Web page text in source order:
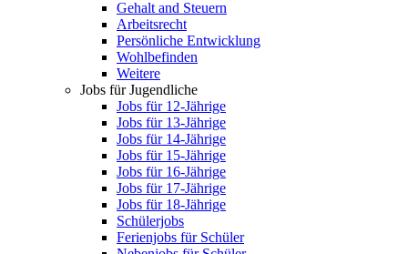
Gehalt and Steuern
Arbeitsrecht
Persönliche Entwicklung
Wohlbefinden
Weitere
Jobs für Jugendliche
Jobs für 12-Jährige
Jobs für 13-Jährige
Jobs für 14-Jährige
Jobs für 15-Jährige
Jobs für 16-Jährige
Jobs für 17-Jährige
Jobs für 18-Jährige
Schülerjobs
Ferienjobs für Schüler